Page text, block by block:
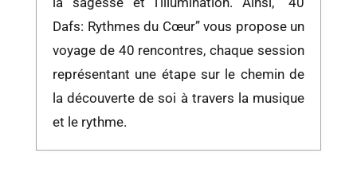
Dafs: Rythmes du Cœur” vous propose un
voyage de 40 rencontres, chaque session
représentant une étape sur le chemin de
la découverte de soi à travers la musique
et le rythme.